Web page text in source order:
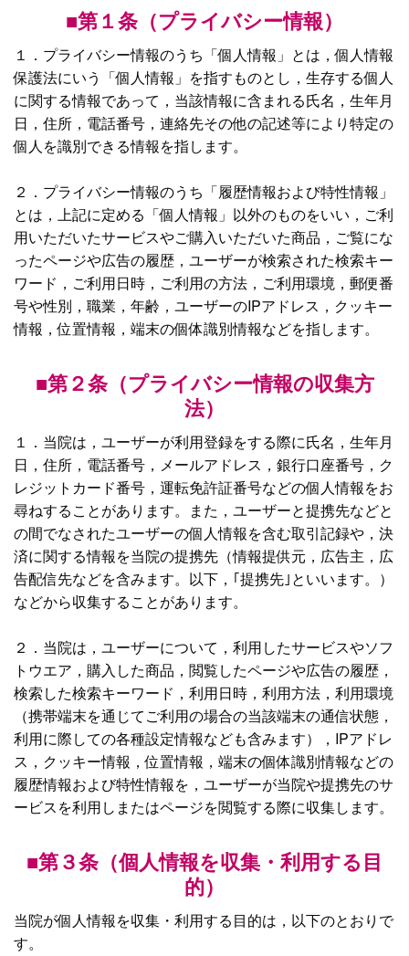
■第１条（プライバシー情報）
１．プライバシー情報のうち「個人情報」とは，個人情報
保護法にいう「個人情報」を指すものとし，生存する個人
に関する情報であって，当該情報に含まれる氏名，生年月
日，住所，電話番号，連絡先その他の記述等により特定の
個人を識別できる情報を指します。
２．プライバシー情報のうち「履歴情報および特性情報」
とは，上記に定める「個人情報」以外のものをいい，ご利
用いただいたサービスやご購入いただいた商品，ご覧にな
ったページや広告の履歴，ユーザーが検索された検索キー
ワード，ご利用日時，ご利用の方法，ご利用環境，郵便番
号や性別，職業，年齢，ユーザーのIPアドレス，クッキー
情報，位置情報，端末の個体識別情報などを指します。
■第２条（プライバシー情報の収集方
法）
１．当院は，ユーザーが利用登録をする際に氏名，生年月
日，住所，電話番号，メールアドレス，銀行口座番号，ク
レジットカード番号，運転免許証番号などの個人情報をお
尋ねすることがあります。また，ユーザーと提携先などと
の間でなされたユーザーの個人情報を含む取引記録や，決
済に関する情報を当院の提携先（情報提供元，広告主，広
告配信先などを含みます。以下，｢提携先｣といいます。）
などから収集することがあります。
２．当院は，ユーザーについて，利用したサービスやソフ
トウエア，購入した商品，閲覧したページや広告の履歴，
検索した検索キーワード，利用日時，利用方法，利用環境
（携帯端末を通じてご利用の場合の当該端末の通信状態，
利用に際しての各種設定情報なども含みます），IPアドレ
ス，クッキー情報，位置情報，端末の個体識別情報などの
履歴情報および特性情報を，ユーザーが当院や提携先のサ
ービスを利用しまたはページを閲覧する際に収集します。
■第３条（個人情報を収集・利用する目
的）
当院が個人情報を収集・利用する目的は，以下のとおりで
す。